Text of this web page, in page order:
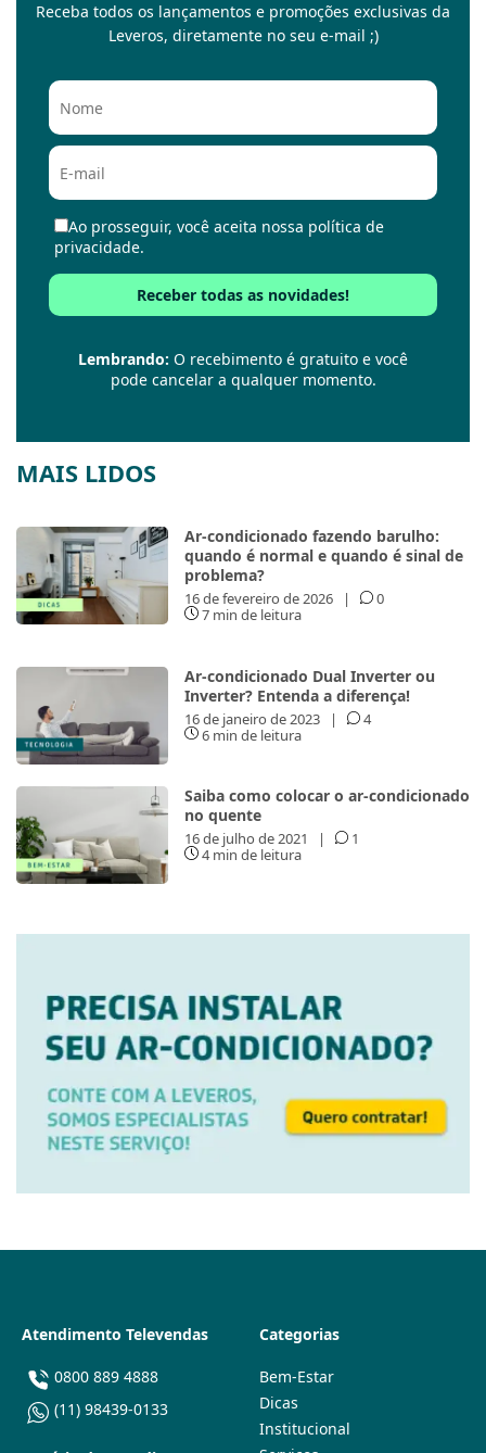
Receba todos os lançamentos e promoções exclusivas da
Leveros, diretamente no seu e-mail ;)
Ao prosseguir, você aceita nossa política de
privacidade.
Lembrando: O recebimento é gratuito e você
pode cancelar a qualquer momento.
MAIS LIDOS
Ar-condicionado fazendo barulho:
quando é normal e quando é sinal de
problema?
16 de fevereiro de 2026 |
0
7 min de leitura
Ar-condicionado Dual Inverter ou
Inverter? Entenda a diferença!
16 de janeiro de 2023 |
4
6 min de leitura
Saiba como colocar o ar-condicionado
no quente
16 de julho de 2021 |
1
4 min de leitura
Atendimento Televendas
0800 889 4888
(11) 98439-0133
Categorias
Bem-Estar
Dicas
Institucional